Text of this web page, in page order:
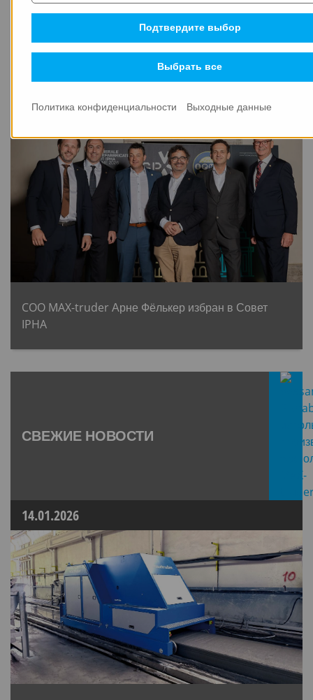
СВЕЖИЕ НОВОСТИ
25.05.2026
COO MAX-truder Арне Фёлькер избран в Совет
IPHA
СВЕЖИЕ НОВОСТИ
14.01.2026
Подтвердите выбор
Выбрать все
Политика конфиденциальности Выходные данные